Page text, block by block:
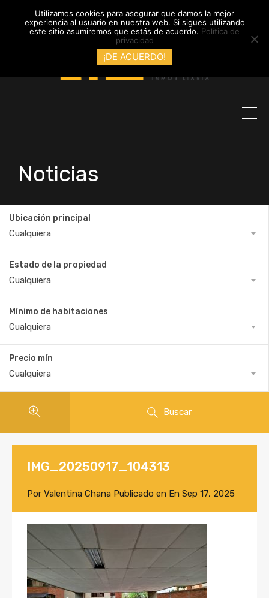
info@inmobiliariadyl.com
Noticias
Ubicación principal
Cualquiera
Estado de la propiedad
Cualquiera
Mínimo de habitaciones
Cualquiera
Precio mín
Cualquiera
Buscar
IMG_20250917_104313
Por Valentina Chana Publicado en En Sep 17, 2025
Utilizamos cookies para asegurar que damos la mejor
experiencia al usuario en nuestra web. Si sigues utilizando
este sitio asumiremos que estás de acuerdo. Política de
privacidad
¡DE ACUERDO!